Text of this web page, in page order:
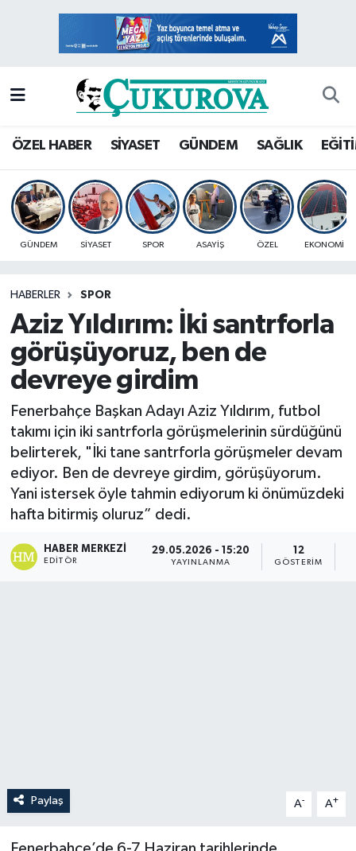
ÖZEL HABER SİYASET GÜNDEM SAĞLIK
GÜNDEM SİYASET SPOR ASAYİŞ ÖZEL EKONOMİ
HABERLER SPOR
Aziz Yıldırım: İki santrforla
görüşüyoruz, ben de
devreye girdim
Fenerbahçe Başkan Adayı Aziz Yıldırım, futbol
takımı için iki santrforla görüşmelerinin sürdüğünü
belirterek, "İki tane santrforla görüşmeler devam
ediyor. Ben de devreye girdim, görüşüyorum.
Yani istersek öyle tahmin ediyorum ki önümüzdeki
hafta bitirmiş oluruz” dedi.
HABER MERKEZI
EDITÖR
29.05.2026 - 15:20
YAYINLANMA
12
GÖSTERIM
Paylaş A- A+
Mersin Hava Durumu
Mersin Namaz Vakitleri
Mersin Trafik Yoğunluk Haritası
Süper Lig Puan Durumu ve Fikstür
Haber Arşivi